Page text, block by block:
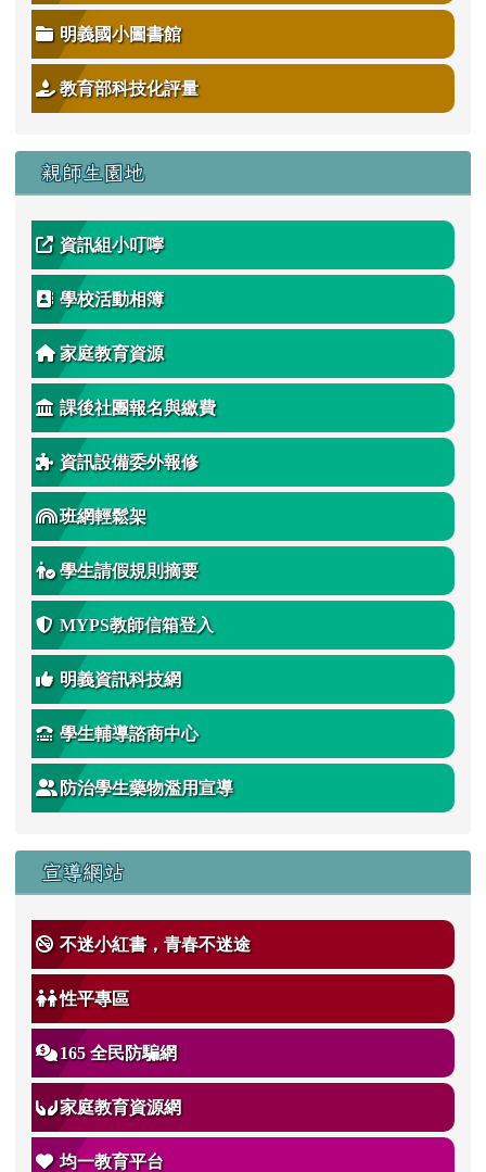
明義國小圖書館
教育部科技化評量
親師生園地
資訊組小叮嚀
學校活動相簿
家庭教育資源
課後社團報名與繳費
資訊設備委外報修
班網輕鬆架
學生請假規則摘要
MYPS教師信箱登入
明義資訊科技網
學生輔導諮商中心
防治學生藥物濫用宣導
宣導網站
不迷小紅書，青春不迷途
性平專區
165 全民防騙網
家庭教育資源網
均一教育平台